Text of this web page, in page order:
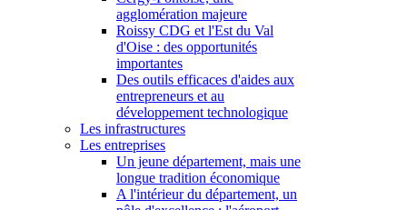
agglomération majeure
Roissy CDG et l'Est du Val
d'Oise : des opportunités
importantes
Des outils efficaces d'aides aux
entrepreneurs et au
développement technologique
Les infrastructures
Les entreprises
Un jeune département, mais une
longue tradition économique
A l'intérieur du département, un